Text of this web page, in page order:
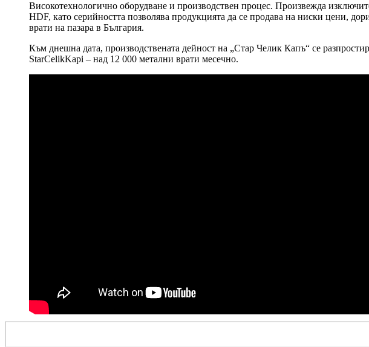
Високотехнологично оборудване и производствен процес. Произвежда
HDF, като серийността позволява продукцията да се продава на ниски цени,
врати на пазара в България.
Към днешна дата, производствената дейност на „Стар Челик Капъ“ се
StarCelikKapi – над 12 000 метални врати месечно.